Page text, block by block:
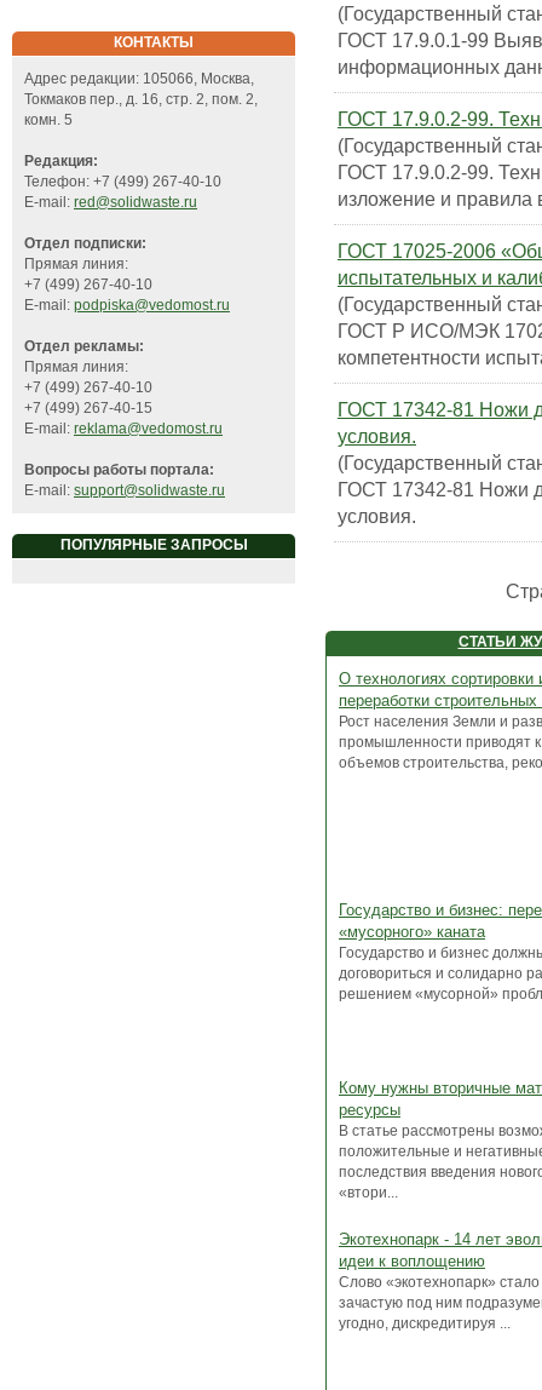
КОНТАКТЫ
Адрес редакции: 105066, Москва,
Токмаков пер., д. 16, стр. 2, пом. 2,
комн. 5
Редакция:
Телефон: +7 (499) 267-40-10
E-mail: red@solidwaste.ru
Отдел подписки:
Прямая линия:
+7 (499) 267-40-10
E-mail: podpiska@vedomost.ru
Отдел рекламы:
Прямая линия:
+7 (499) 267-40-10
+7 (499) 267-40-15
E-mail: reklama@vedomost.ru
Вопросы работы портала:
E-mail: support@solidwaste.ru
ПОПУЛЯРНЫЕ ЗАПРОСЫ
(Государственный
ГОСТ 17.9.0.1-99
информационных
ГОСТ 17.9.0.2-99.
(Государственный
ГОСТ 17.9.0.2-99.
изложение и правила
ГОСТ 17025-2006
испытательных и
(Государственный
ГОСТ Р ИСО/МЭК
компетентности
ГОСТ 17342-81 Ножи
условия.
(Государственный
ГОСТ 17342-81 Ножи
условия.
СТАТЬИ
О технологиях сортировки
переработки
Рост населения Земли и
промышленности приводят
объемов строительства,
Государство и бизнес:
«мусорного» каната
Государство и бизнес
договориться и солидарно
решением «мусорной»
Кому нужны вторичные
ресурсы
В статье рассмотрены
положительные и
последствия введения
«втори...
Экотехнопарк - 14 лет
идеи к воплощению
Слово «экотехнопарк»
зачастую под ним
угодно, дискредитируя ...